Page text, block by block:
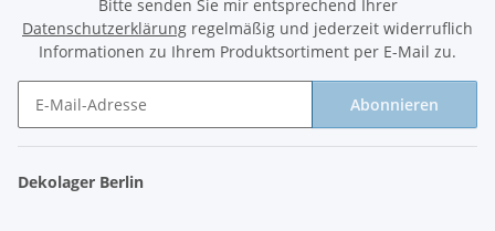
Bitte senden Sie mir entsprechend Ihrer
Datenschutzerklärung regelmäßig und jederzeit widerruflich
Informationen zu Ihrem Produktsortiment per E-Mail zu.
Abonnieren
Dekolager Berlin